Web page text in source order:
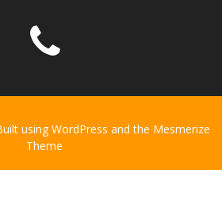
using WordPress and the Mesmerize
Theme